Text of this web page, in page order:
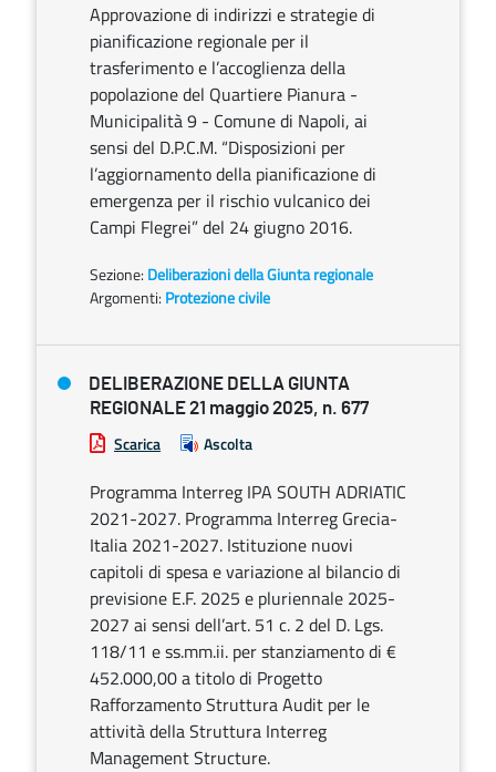
Approvazione di indirizzi e strategie di
pianificazione regionale per il
trasferimento e l’accoglienza della
popolazione del Quartiere Pianura -
Municipalità 9 - Comune di Napoli, ai
sensi del D.P.C.M. “Disposizioni per
l’aggiornamento della pianificazione di
emergenza per il rischio vulcanico dei
Campi Flegrei” del 24 giugno 2016.
Sezione: Deliberazioni della Giunta regionale
Argomenti: Protezione civile
DELIBERAZIONE DELLA GIUNTA
REGIONALE 21 maggio 2025, n. 677
Scarica Ascolta
Programma Interreg IPA SOUTH ADRIATIC
2021-2027. Programma Interreg Grecia-
Italia 2021-2027. Istituzione nuovi
capitoli di spesa e variazione al bilancio di
previsione E.F. 2025 e pluriennale 2025-
2027 ai sensi dell’art. 51 c. 2 del D. Lgs.
118/11 e ss.mm.ii. per stanziamento di €
452.000,00 a titolo di Progetto
Rafforzamento Struttura Audit per le
attività della Struttura Interreg
Management Structure.